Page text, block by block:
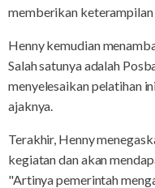
memberikan keterampilan
Henny kemudian
Salah satunya adalah
menyelesaikan pelatihan
ajaknya.
Terakhir, Henny
kegiatan dan akan
"Artinya pemerintah